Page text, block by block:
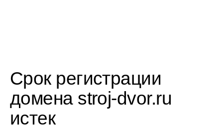
Срок регистрации
домена stroj-dvor.ru
истек